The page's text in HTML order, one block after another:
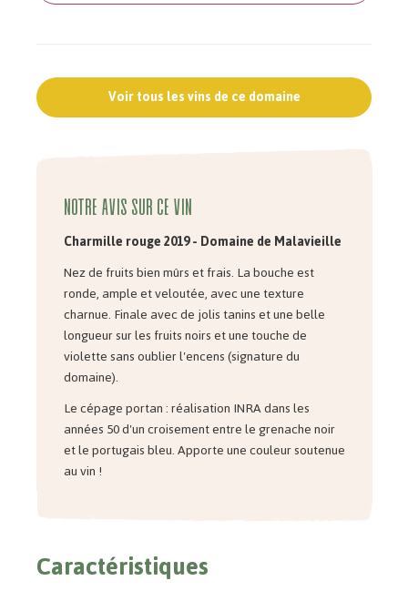
Voir tous les vins de ce domaine
Notre avis sur ce vin
Charmille rouge 2019 - Domaine de Malavieille
Nez de fruits bien mûrs et frais. La bouche est
ronde, ample et veloutée, avec une texture
charnue. Finale avec de jolis tanins et une belle
longueur sur les fruits noirs et une touche de
violette sans oublier l'encens (signature du
domaine).
Le cépage portan : réalisation INRA dans les
années 50 d'un croisement entre le grenache noir
et le portugais bleu. Apporte une couleur soutenue
au vin !
Caractéristiques